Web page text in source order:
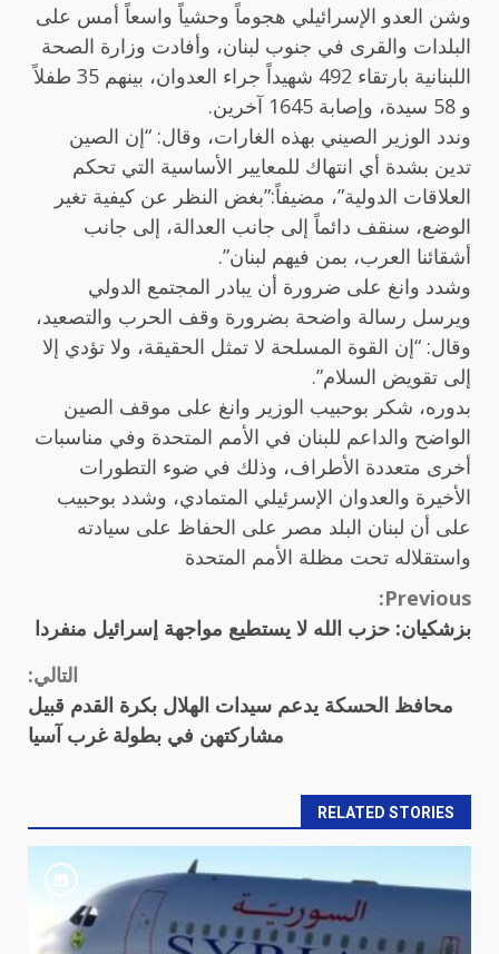
وشن العدو الإسرائيلي هجوماً وحشياً واسعاً أمس على
البلدات والقرى في جنوب لبنان، وأفادت وزارة الصحة
اللبنانية بارتقاء 492 شهيداً جراء العدوان، بينهم 35 طفلاً
و 58 سيدة، وإصابة 1645 آخرين.
وندد الوزير الصيني بهذه الغارات، وقال: “إن الصين
تدين بشدة أي انتهاك للمعايير الأساسية التي تحكم
العلاقات الدولية”، مضيفاً:”بغض النظر عن كيفية تغير
الوضع، سنقف دائماً إلى جانب العدالة، إلى جانب
أشقائنا العرب، بمن فيهم لبنان”.
وشدد وانغ على ضرورة أن يبادر المجتمع الدولي
ويرسل رسالة واضحة بضرورة وقف الحرب والتصعيد،
وقال: “إن القوة المسلحة لا تمثل الحقيقة، ولا تؤدي إلا
إلى تقويض السلام”.
بدوره، شكر بوحبيب الوزير وانغ على موقف الصين
الواضح والداعم للبنان في الأمم المتحدة وفي مناسبات
أخرى متعددة الأطراف، وذلك في ضوء التطورات
الأخيرة والعدوان الإسرئيلي المتمادي، وشدد بوحبيب
على أن لبنان البلد مصر على الحفاظ على سيادته
واستقلاله تحت مظلة الأمم المتحدة
Continue
Reading
Previous:
بزشكيان: حزب الله لا يستطيع مواجهة إسرائيل منفردا
التالي:
محافظ الحسكة يدعم سيدات الهلال بكرة القدم قبيل
مشاركتهن في بطولة غرب آسيا
RELATED STORIES